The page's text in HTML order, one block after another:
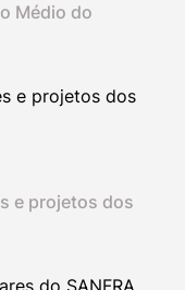
Médio do
e projetos dos